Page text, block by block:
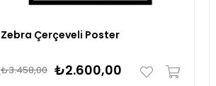
Zebra Çerçeveli Poster
₺2.600,00
₺3.458,00